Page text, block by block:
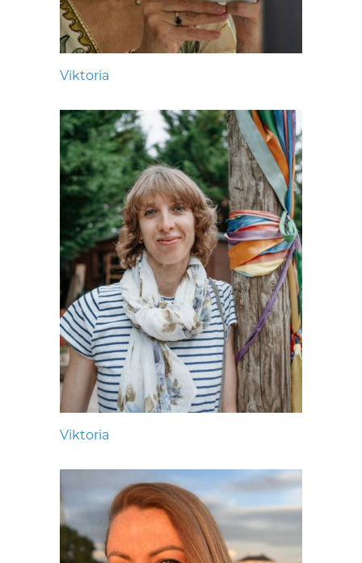
Viktoria
Viktoria